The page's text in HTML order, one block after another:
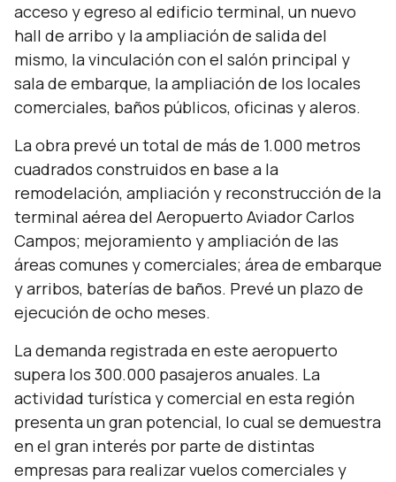
acceso y egreso al edificio terminal, un nuevo
hall de arribo y la ampliación de salida del
mismo, la vinculación con el salón principal y
sala de embarque, la ampliación de los locales
comerciales, baños públicos, oficinas y aleros.
La obra prevé un total de más de 1.000 metros
cuadrados construidos en base a la
remodelación, ampliación y reconstrucción de la
terminal aérea del Aeropuerto Aviador Carlos
Campos; mejoramiento y ampliación de las
áreas comunes y comerciales; área de embarque
y arribos, baterías de baños. Prevé un plazo de
ejecución de ocho meses.
La demanda registrada en este aeropuerto
supera los 300.000 pasajeros anuales. La
actividad turística y comercial en esta región
presenta un gran potencial, lo cual se demuestra
en el gran interés por parte de distintas
empresas para realizar vuelos comerciales y